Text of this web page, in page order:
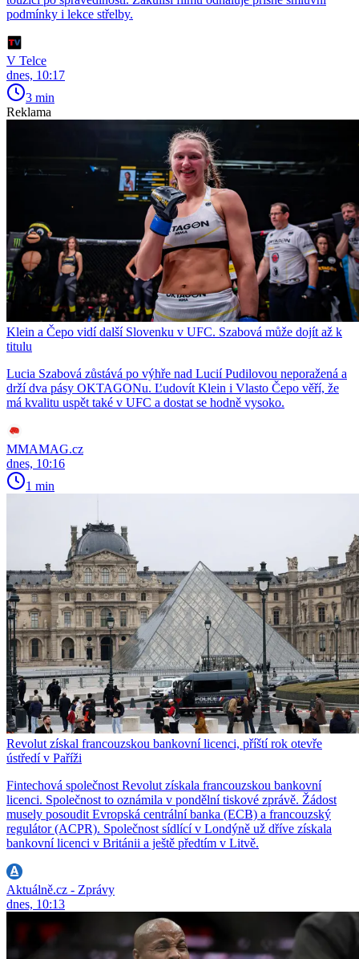
podmínky i lekce střelby.
V Telce
dnes, 10:17
3 min
Reklama
Klein a Čepo vidí další Slovenku v UFC. Szabová může dojít až k
titulu
Lucia Szabová zůstává po výhře nad Lucií Pudilovou neporažená a
drží dva pásy OKTAGONu. Ľudovít Klein i Vlasto Čepo věří, že
má kvalitu uspět také v UFC a dostat se hodně vysoko.
MMAMAG.cz
dnes, 10:16
1 min
Revolut získal francouzskou bankovní licenci, příští rok otevře
ústředí v Paříži
Fintechová společnost Revolut získala francouzskou bankovní
licenci. Společnost to oznámila v pondělní tiskové zprávě. Žádost
musely posoudit Evropská centrální banka (ECB) a francouzský
regulátor (ACPR). Společnost sídlící v Londýně už dříve získala
bankovní licenci v Británii a ještě předtím v Litvě.
Aktuálně.cz - Zprávy
dnes, 10:13